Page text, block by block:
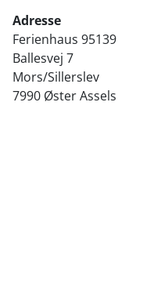
Adresse
Ferienhaus 95139
Ballesvej 7
Mors/Sillerslev
7990 Øster Assels